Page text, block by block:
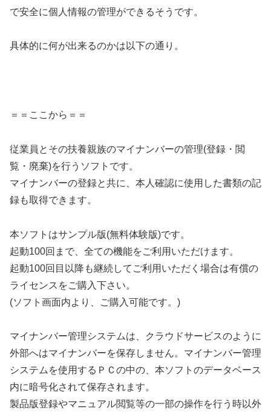
で安全に個人情報の管理ができるそうです。
具体的に何が出来るのかは以下の通り。
＝＝ここから＝＝
従業員とその扶養親族のマイナンバーの管理(登録・閲
覧・廃棄)を行うソフトです。
マイナンバーの登録と共に、本人確認に使用した書類の記
録も取得できます。
本ソフトはサンプル版(無料体験版)です。
起動100回まで、全ての機能をご利用いただけます。
起動100回目以降も継続してご利用いただく場合は有償の
ライセンスをご購入下さい。
(ソフト画面内より、ご購入可能です。)
マイナンバー管理システムは、クラウドサービスのように
外部へはマイナンバーを保存しません。マイナンバー管理
システムを使用するＰＣの中の、本ソフトのデータベース
内に暗号化されて保存されます。
製品版登録やマニュアル閲覧等の一部の操作を行う時以外